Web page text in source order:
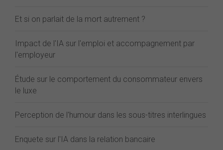
Et si on parlait de la mort autrement ?
Impact de l'IA sur l'emploi et accompagnement par
l'employeur
Étude sur le comportement du consommateur envers
le luxe
Perception de l'humour dans les sous-titres interlingues
Enquete sur l'IA dans la relation bancaire